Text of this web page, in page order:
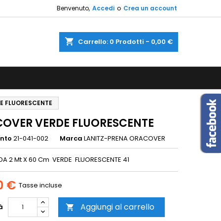
Benvenuto, Accedi o Crea un account
shopping_cart Carrello: 0 Prodotti - 0,00 €
FLUORESCENTE
VERDE FLUORESCENTE
21-041-002 Marca LANITZ-PRENA ORACOVER
2 Mt X 60 Cm VERDE FLUORESCENTE 41
€ Tasse incluse
 Aggiungi al carrello